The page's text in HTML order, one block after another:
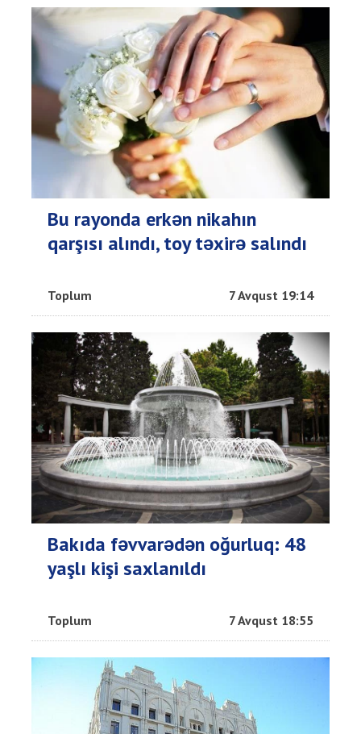
Bu rayonda erkən nikahın
qarşısı alındı, toy təxirə salındı
Toplum 7 Avqust 19:14
Bakıda fəvvarədən oğurluq: 48
yaşlı kişi saxlanıldı
Toplum 7 Avqust 18:55